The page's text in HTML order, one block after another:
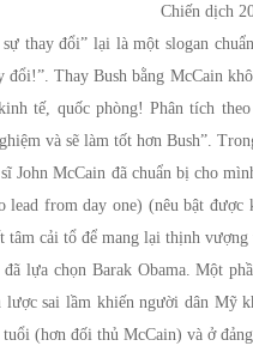
Chiến dịch
thay đổi” lại là một slogan
đổi!”. Thay Bush bằng McCain
tế, quốc phòng! Phân tích
và sẽ làm tốt hơn Bush”.
John McCain đã chuẩn bị cho
lead from day one) (nêu bật
tâm cải tổ để mang lại thịnh
lựa chọn Barak Obama. Một
lược sai lầm khiến người dân Mỹ
(hơn đối thủ McCain) và ở